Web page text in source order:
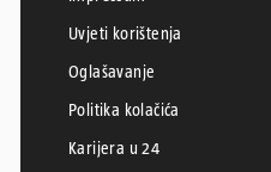
Uvjeti korištenja
Oglašavanje
Politika kolačića
Karijera u 24